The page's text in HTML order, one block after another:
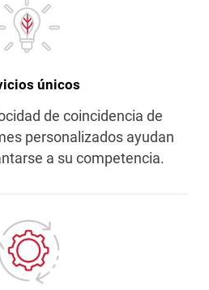
únicos
de coincidencia de
personalizados ayudan
a su competencia.